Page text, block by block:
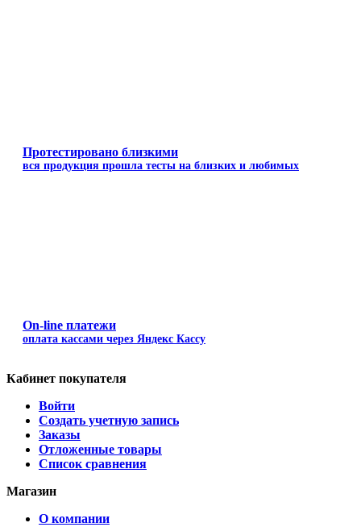
Протестировано близкими
вся продукция прошла тесты на близких и любимых
On-line платежи
оплата кассами через Яндекс Кассу
Кабинет покупателя
Войти
Создать учетную запись
Заказы
Отложенные товары
Список сравнения
Магазин
О компании